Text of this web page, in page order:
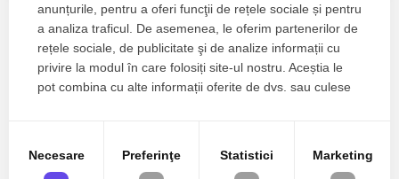
Zone de top case de vanzare
Case de vanzare in Cluj-Napoca Centru
Case de vanzare in Cluj-Napoca Faget
Case de vanzare in Cluj-Napoca Grigorescu
anunțurile, pentru a oferi funcţii de rețele sociale și pentru
a analiza traficul. De asemenea, le oferim partenerilor de
rețele sociale, de publicitate şi de analize informații cu
privire la modul în care folosiți site-ul nostru. Aceștia le
pot combina cu alte informații oferite de dvs. sau culese
Necesare Preferinţe Statistici Marketing